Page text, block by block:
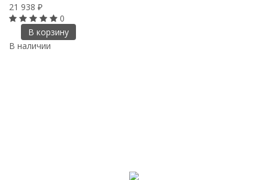
21 938 ₽
0
В корзину
В наличии